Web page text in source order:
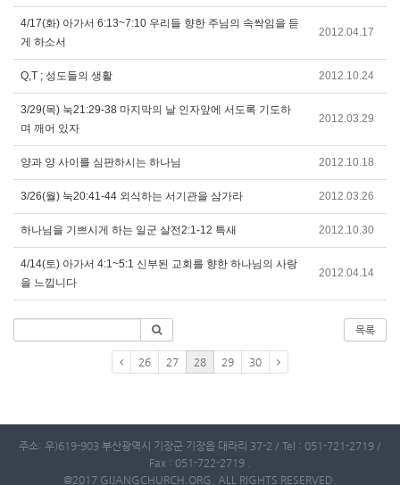
4/17(화) 아가서 6:13~7:10 우리들 향한 주님의 속싹임을 듣
게 하소서
2012.04.17
Q,T ; 성도들의 생활 2012.10.24
3/29(목) 눅21:29-38 마지막의 날 인자앞에 서도록 기도하
며 깨어 있자
2012.03.29
양과 양 사이를 심판하시는 하나님 2012.10.18
3/26(월) 눅20:41-44 외식하는 서기관을 삼가라 2012.03.26
하나님을 기쁘시게 하는 일군 살전2:1-12 특새 2012.10.30
4/14(토) 아가서 4:1~5:1 신부된 교회를 향한 하나님의 사랑
을 느낍니다
2012.04.14
목록
26 27 28 29 30
주소: 우)619-903 부산광역시 기장군 기장읍 대라리 37-2 / Tel : 051-721-2719 /
Fax : 051-722-2719 .
@2017 GIJANGCHURCH.ORG. ALL RIGHTS RESERVED.